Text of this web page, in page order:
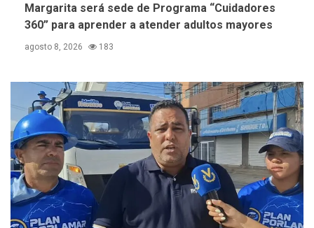
Margarita será sede de Programa “Cuidadores
360” para aprender a atender adultos mayores
agosto 8, 2026 183